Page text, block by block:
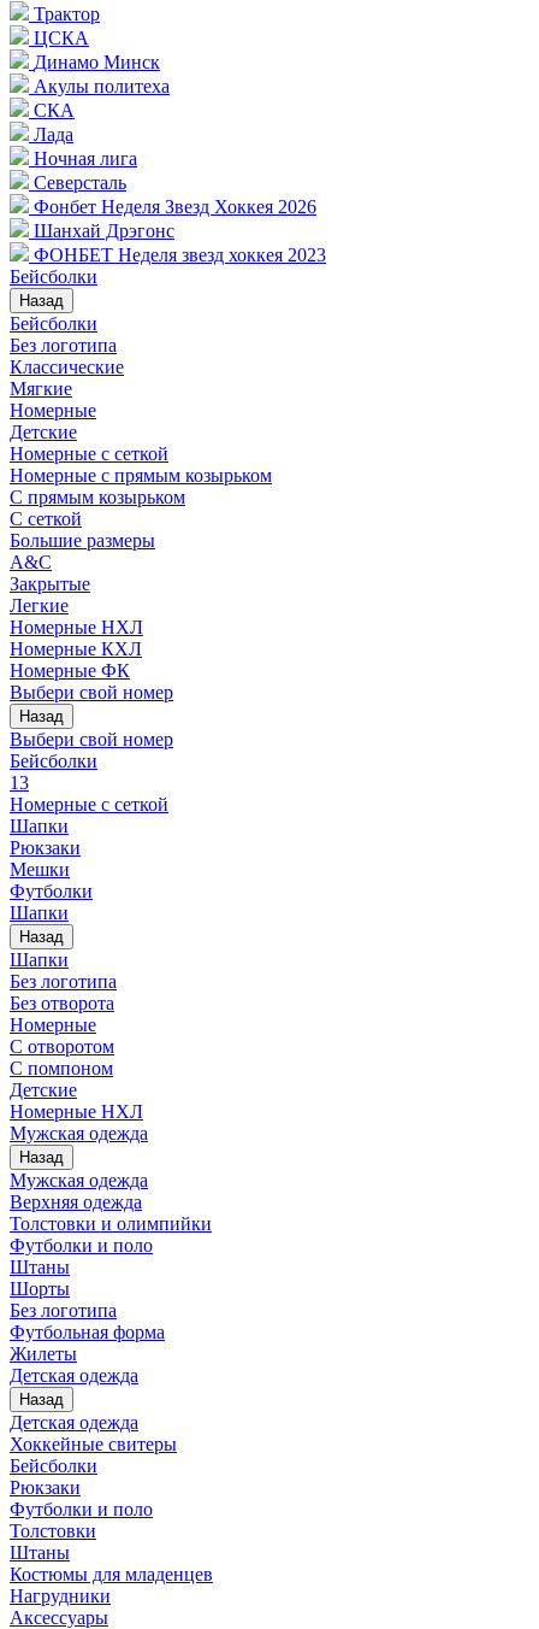
Трактор
ЦСКА
Динамо Минск
Акулы политеха
СКА
Лада
Ночная лига
Северсталь
Фонбет Неделя Звезд Хоккея 2026
Шанхай Дрэгонс
ФОНБЕТ Неделя звезд хоккея 2023
Бейсболки
Назад
Бейсболки
Без логотипа
Классические
Мягкие
Номерные
Детские
Номерные с сеткой
Номерные с прямым козырьком
С прямым козырьком
С сеткой
Большие размеры
A&C
Закрытые
Легкие
Номерные НХЛ
Номерные КХЛ
Номерные ФК
Выбери свой номер
Назад
Выбери свой номер
Бейсболки
13
Номерные с сеткой
Шапки
Рюкзаки
Мешки
Футболки
Шапки
Назад
Шапки
Без логотипа
Без отворота
Номерные
С отворотом
С помпоном
Детские
Номерные НХЛ
Мужская одежда
Назад
Мужская одежда
Верхняя одежда
Толстовки и олимпийки
Футболки и поло
Штаны
Шорты
Без логотипа
Футбольная форма
Жилеты
Детская одежда
Назад
Детская одежда
Хоккейные свитеры
Бейсболки
Рюкзаки
Футболки и поло
Толстовки
Штаны
Костюмы для младенцев
Нагрудники
Аксессуары